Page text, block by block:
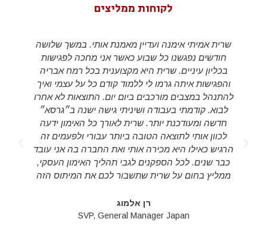
לקוחות ממליצים
שרית אמיתי אימנה ועדיין מאמנת אותי. במשך שלושה
חודשים נפגשנו כל שבוע כאשר אני מחכה לפגישות
בכליון עיניים. שרית היא מקצוענית בכל רמח אבריה
והפגישות איתה גרמו לי ללמוד קודם כל על עצמי ואיך
להתנהל במצבים מורכבים ביום יום. התוצאות לא אחרו
לבוא. קודמתי בעבודה ושיניתי גישה ישנה ב״גרסא״
חדשה ומעודכנת יותר. שרית לאורך כל האימון ידעה
לכוון אותי לתוצאה הטובה ביותר עבורי ולפעמים זה
הרגיש כאילו היא מכירה אותי ואת החברה בה אני עובד
כבר שנים. לכל הספקנים לגבי תהליך האימון העסקי,
ממליץ בחום על שרית שתשבור לכם את המיתוס הזה
רן אלמוג
SVP, General Manager Japan